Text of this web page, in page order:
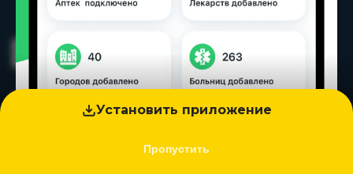
Установить приложение
Пропустить